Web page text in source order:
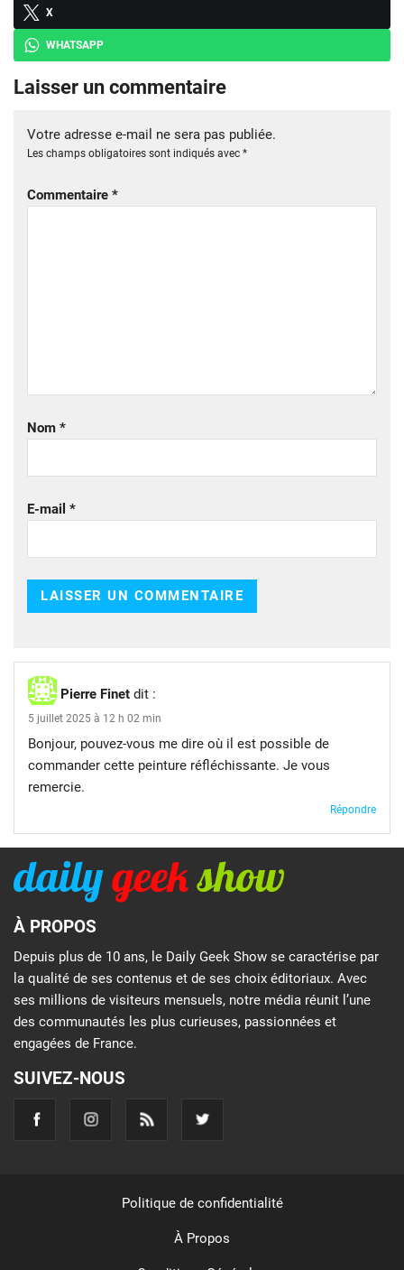
X
WHATSAPP
Laisser un commentaire
Votre adresse e-mail ne sera pas publiée.
Les champs obligatoires sont indiqués avec *
Commentaire *
Nom *
E-mail *
Pierre Finet dit :
5 juillet 2025 à 12 h 02 min
Bonjour, pouvez-vous me dire où il est possible de
commander cette peinture réfléchissante. Je vous
remercie.
Répondre
À PROPOS
Depuis plus de 10 ans, le Daily Geek Show se caractérise par
la qualité de ses contenus et de ses choix éditoriaux. Avec
ses millions de visiteurs mensuels, notre média réunit l’une
des communautés les plus curieuses, passionnées et
engagées de France.
SUIVEZ-NOUS
Politique de confidentialité
À Propos